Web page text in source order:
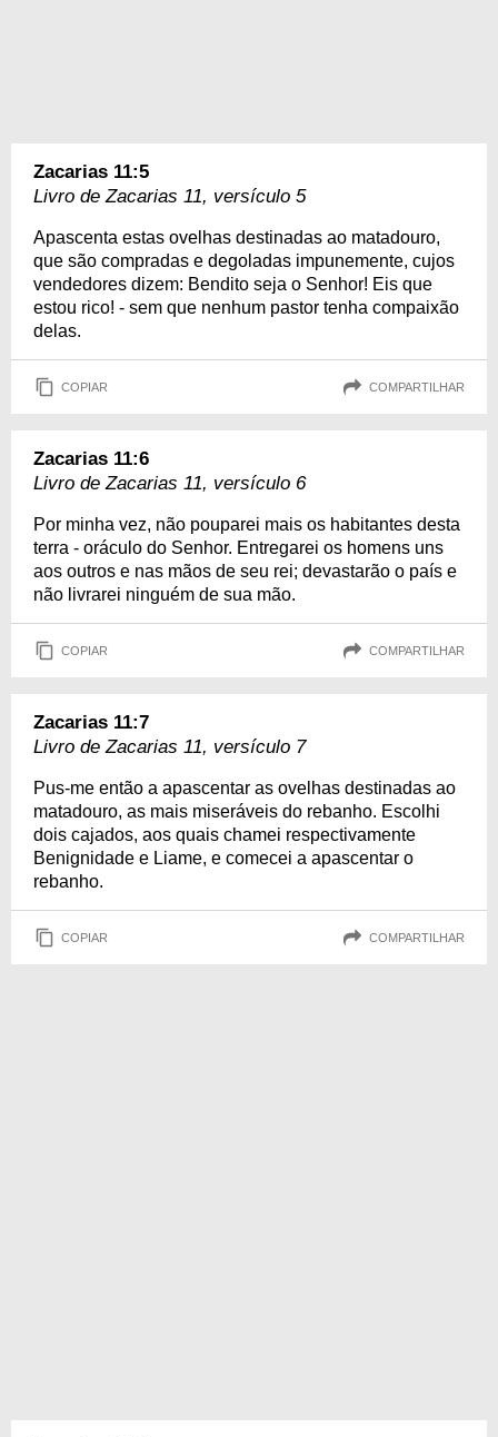
Zacarias 11:5
Livro de Zacarias 11, versículo 5
Apascenta estas ovelhas destinadas ao matadouro,
que são compradas e degoladas impunemente, cujos
vendedores dizem: Bendito seja o Senhor! Eis que
estou rico! - sem que nenhum pastor tenha compaixão
delas.
COPIAR COMPARTILHAR
Zacarias 11:6
Livro de Zacarias 11, versículo 6
Por minha vez, não pouparei mais os habitantes desta
terra - oráculo do Senhor. Entregarei os homens uns
aos outros e nas mãos de seu rei; devastarão o país e
não livrarei ninguém de sua mão.
COPIAR COMPARTILHAR
Zacarias 11:7
Livro de Zacarias 11, versículo 7
Pus-me então a apascentar as ovelhas destinadas ao
matadouro, as mais miseráveis do rebanho. Escolhi
dois cajados, aos quais chamei respectivamente
Benignidade e Liame, e comecei a apascentar o
rebanho.
COPIAR COMPARTILHAR